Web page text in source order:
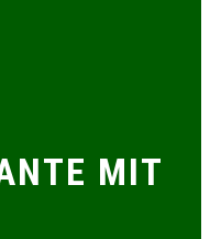
MIT